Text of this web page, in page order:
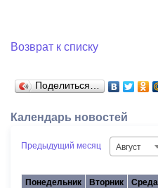
Возврат к списку
Поделиться…
Календарь новостей
Предыдущий месяц Август
Понедельник Вторник Среда